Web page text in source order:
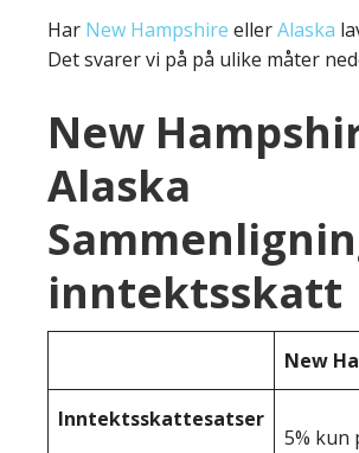
Har New Hampshire ellerAlaska
Det svarer vi på på ulike måter
New
Alaska
inntektsskatt
New
Inntektsskattesatser
5% kun